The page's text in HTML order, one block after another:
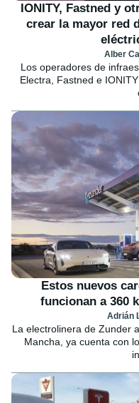
IONITY, Fastned y
crear la mayor red
Alber
Los operadores de
Electra, Fastned e
Estos nuevos
funcionan a 360
Adrián
La electrolinera de Zunder
Mancha, ya cuenta con